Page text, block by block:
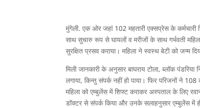
मुंगेली. एक ओर जहां 102 महतारी एक्सप्रेस के
साथ सुचारु रूप से घायलों व मरीजों के साथ गर्भवती
सुरक्षित प्रसव कराया। महिला ने स्वस्थ बेटी को जन्म
मिली जानकारी के अनुसार बाघराय टोला, ब्लॉक
लगाया, किन्तु संपर्क नहीं हो पाया। फिर परिजनों ने
महिला को एम्बुलेंस में शिफ्ट कराकर अस्पताल के लिए
डॉक्टर से संपर्क किया और उनके सलाहनुसार एम्बुलेंस में